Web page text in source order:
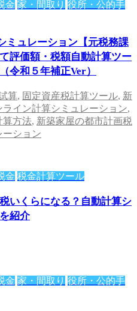
金 家・間取り 役所・公的手
ミュレーション【元税務課
評価額・税額自動計算ツー
令和５年補正Ver）
算, 固定資産税計算ツール, 新
イン計算シミュレーション,
算方法, 新築家屋の都市計画税
ーション
金 税金計算ツール
いくらになる？自動計算シ
紹介
金 家・間取り 役所・公的手